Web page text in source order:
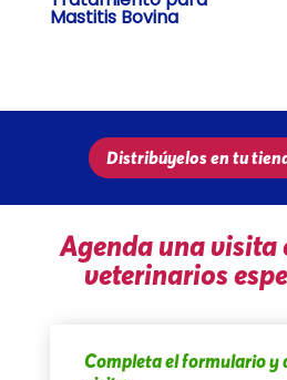
Mastitis Bovina
Distribúyelos en tu
Agenda una visita
veterinarios
Completa el formulario y